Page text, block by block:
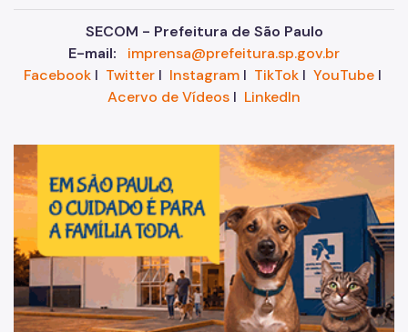
SECOM - Prefeitura de São Paulo
E-mail:
imprensa@prefeitura.sp.gov.br
FacebookI TwitterI InstagramI TikTokI YouTubeI
Acervo de Vídeos I LinkedIn